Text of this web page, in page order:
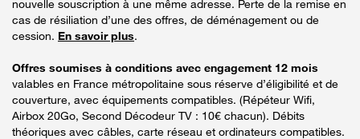
nouvelle souscription à une même adresse. Perte de la remise en
cas de résiliation d’une des offres, de déménagement ou de
cession. En savoir plus.
Offres soumises à conditions avec engagement 12 mois
valables en France métropolitaine sous réserve d’éligibilité et de
couverture, avec équipements compatibles. (Répéteur Wifi,
Airbox 20Go, Second Décodeur TV : 10€ chacun). Débits
théoriques avec câbles, carte réseau et ordinateurs compatibles.